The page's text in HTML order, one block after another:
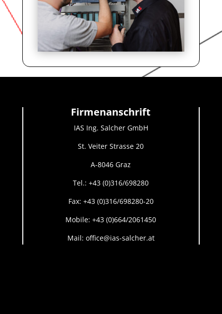
Firmenanschrift
IAS Ing. Salcher GmbH
St. Veiter Strasse 20
A-8046 Graz
Tel.: +43 (0)316/698280
Fax: +43 (0)316/698280-20
Mobile:+43 (0)664/2061450
Mail: office@ias-salcher.at